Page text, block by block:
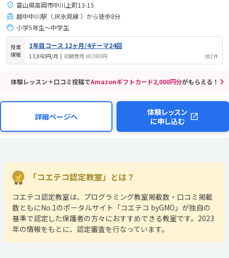
富山県高岡市中川上町13-15
越中中川駅（JR氷見線 ）から徒歩8分
小学5年生～中学生
授業
情報
1年目コース 12ヶ月/4テーマ24回
13,860円/月 | 初期費用 69,080円 他2件
体験レッスン＋口コミ投稿でAmazonギフトカード2,000円分がもらえる！
詳細ページへ
体験レッスン
に申し込む
「コエテコ認定教室」とは？
コエテコ認定教室は、プログラミング教室掲載数・口コミ掲載
数ともにNo.1のポータルサイト「コエテコ byGMO」が独自の
基準で認定した保護者の方々におすすめできる教室です。2023
年の情報をもとに、認定審査を行なっています。